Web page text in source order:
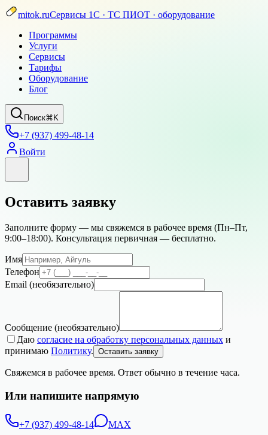
mitok.ruСервисы 1С · ТС ПИОТ · оборудование
Программы
Услуги
Сервисы
Тарифы
Оборудование
Блог
Поиск⌘K
+7 (937) 499-48-14
Войти
Оставить заявку
Заполните форму — мы свяжемся в рабочее время (Пн–Пт,
9:00–18:00). Консультация первичная — бесплатно.
Имя
Телефон
Email (необязательно)
Сообщение (необязательно)
Даю согласие на обработку персональных данных и
принимаю Политику. Оставить заявку
Свяжемся в рабочее время. Ответ обычно в течение часа.
Или напишите напрямую
+7 (937) 499-48-14
MAX